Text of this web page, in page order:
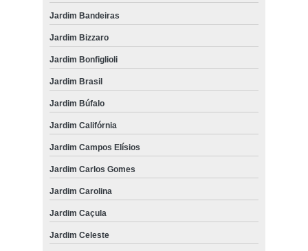
Jardim Bandeiras
Jardim Bizzaro
Jardim Bonfiglioli
Jardim Brasil
Jardim Búfalo
Jardim Califórnia
Jardim Campos Elísios
Jardim Carlos Gomes
Jardim Carolina
Jardim Caçula
Jardim Celeste